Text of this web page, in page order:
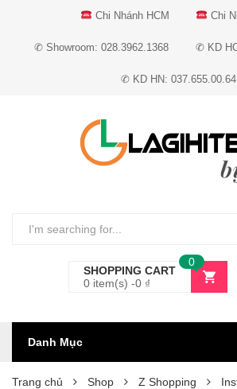
Chi Nhánh HCM Chi
✆ Showroom: 028.3962.1368 ✆ KD
✆ KD HN: 037.655.00.64
SHOPPING CART
0 item(s) -0 ₫
0
Danh Mục
Trang chủ Shop Z Shopping